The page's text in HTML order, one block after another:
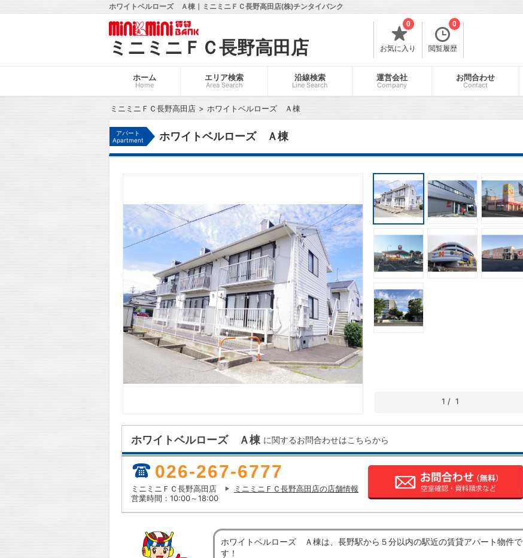
ホワイトベルローズ Ａ棟｜ミニミニＦＣ長野高田店(株)チンタイバンク
ミニミニＦＣ長野高田店 お気に入り
0
閲覧履歴
0
ホーム
Home
エリア検索
Area Search
沿線検索
Line Search
運営会社
Company
お問合わせ
Contact
ミニミニＦＣ長野高田店 ホワイトベルローズ Ａ棟
アパート
Apartment
ホワイトベルローズ Ａ棟
1 / 1
ホワイトベルローズ Ａ棟 に関するお問合わせはこちらから
026-267-6777
ミニミニＦＣ長野高田店
ミニミニＦＣ長野高田店の店舗情報
営業時間：10:00～18:00
ホワイトベルローズ Ａ棟は、長野駅から５分以内の駅近の賃貸アパート物件で
す！